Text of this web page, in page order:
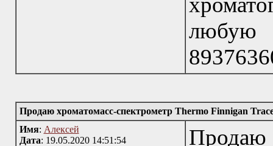
любую
Продаю хроматомасс-спектрометр Thermo Finnigan
Имя: Алексей
Дата: 19.05.2020 14:51:54